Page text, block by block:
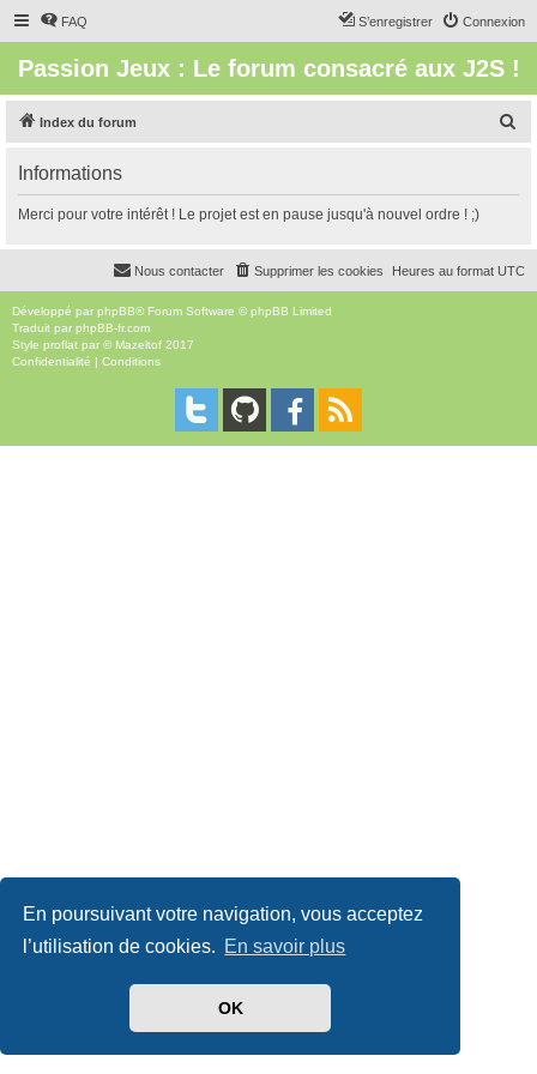
En poursuivant votre navigation, vous acceptez
l’utilisation de cookies. En savoir plus
OK
FAQ Connexion
S’enregistrer
Passion Jeux : Le forum consacré aux J2S !
Index du forum
r
c
Informations
Merci pour votre intérêt ! Le projet est en pause jusqu'à nouvel ordre ! ;)
Heures au format UTC
Supprimer les cookies
Nous contacter
Développé par phpBB® Forum Software © phpBB Limited
Traduit par phpBB-fr.com
Style proflat par © Mazeltof 2017
Confidentialité | Conditions